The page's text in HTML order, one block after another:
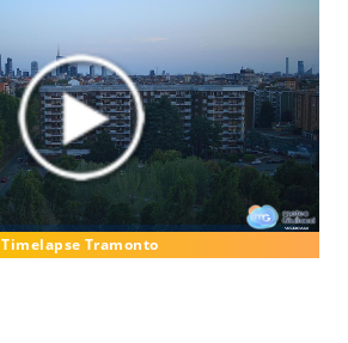
Timelapse Tramonto